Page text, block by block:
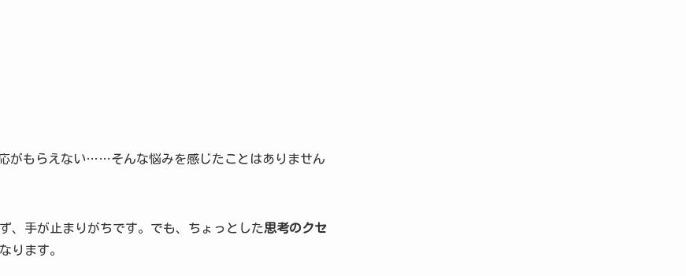
がもらえない……そんな悩みを感じたことはありません
、手が止まりがちです。でも、ちょっとした思考のクセ
ります。